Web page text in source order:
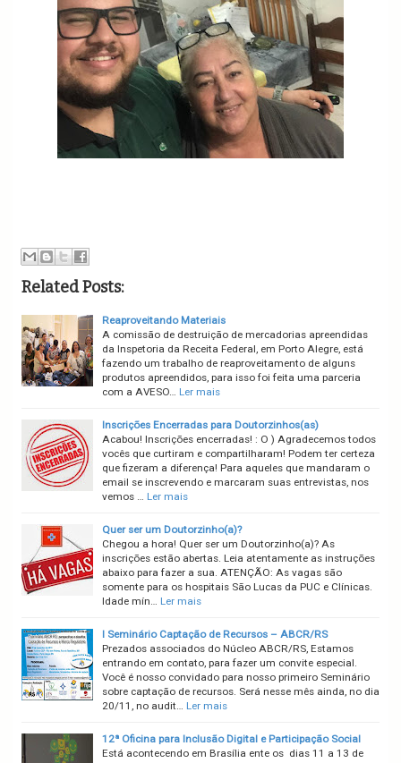
Related Posts:
Reaproveitando Materiais
A comissão de destruição de mercadorias apreendidas
da Inspetoria da Receita Federal, em Porto Alegre, está
fazendo um trabalho de reaproveitamento de alguns
produtos apreendidos, para isso foi feita uma parceria
com a AVESO… Ler mais
Inscrições Encerradas para Doutorzinhos(as)
Acabou! Inscrições encerradas! : O ) Agradecemos todos
vocês que curtiram e compartilharam! Podem ter certeza
que fizeram a diferença! Para aqueles que mandaram o
email se inscrevendo e marcaram suas entrevistas, nos
vemos … Ler mais
Quer ser um Doutorzinho(a)?
Chegou a hora! Quer ser um Doutorzinho(a)? As
inscrições estão abertas. Leia atentamente as instruções
abaixo para fazer a sua. ATENÇÃO: As vagas são
somente para os hospitais São Lucas da PUC e Clínicas.
Idade mín… Ler mais
I Seminário Captação de Recursos – ABCR/RS
Prezados associados do Núcleo ABCR/RS, Estamos
entrando em contato, para fazer um convite especial.
Você é nosso convidado para nosso primeiro Seminário
sobre captação de recursos. Será nesse mês ainda, no dia
20/11, no audit… Ler mais
12ª Oficina para Inclusão Digital e Participação Social
Está acontecendo em Brasília ente os dias 11 a 13 de